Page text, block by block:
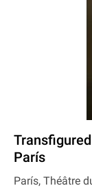
París
París, Théâtre